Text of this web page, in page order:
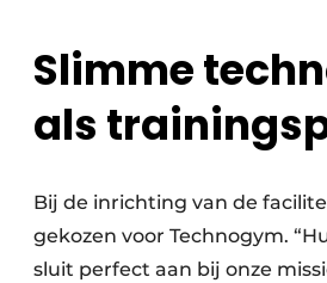
Slimme
als
Bij de inrichting van de
gekozen voor Technogym.
sluit perfect aan bij onze